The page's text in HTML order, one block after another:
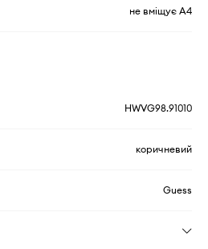
не вміщує А4
HWVG98.91010
коричневий
Guess